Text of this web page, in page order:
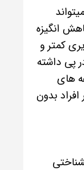
انگیزه
کمتر و
پی داشته
های
بدون